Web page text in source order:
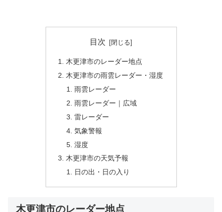
目次
木更津市のレーダー地点
木更津市の雨雲レーダー・湿度
雨雲レーダー
雨雲レーダー｜広域
雷レーダー
気象警報
湿度
木更津市の天気予報
日の出・日の入り
木更津市のレーダー地点